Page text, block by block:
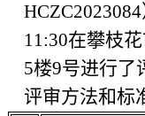
11:30在攀枝
5楼9号进行了
评审方法和标